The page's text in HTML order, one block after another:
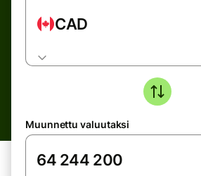
CAD
Muunnettu valuutaksi